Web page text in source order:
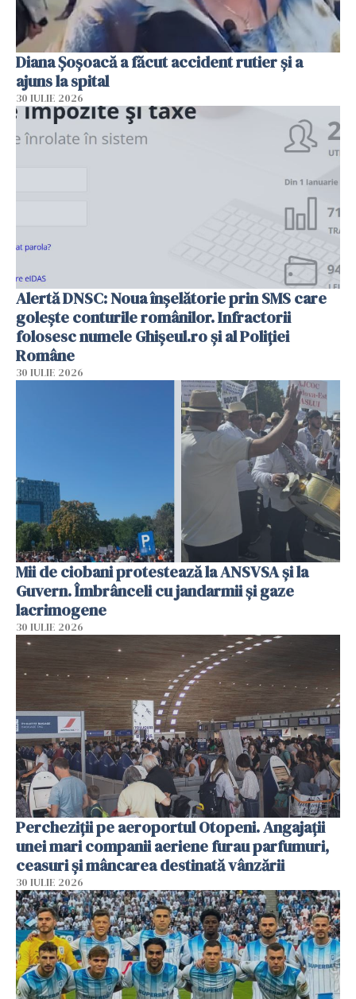
Diana Șoșoacă a făcut accident rutier și a
ajuns la spital
30 IULIE 2026
Alertă DNSC: Noua înșelătorie prin SMS care
golește conturile românilor. Infractorii
folosesc numele Ghișeul.ro și al Poliției
Române
30 IULIE 2026
Mii de ciobani protestează la ANSVSA și la
Guvern. Îmbrânceli cu jandarmii și gaze
lacrimogene
30 IULIE 2026
Percheziții pe aeroportul Otopeni. Angajații
unei mari companii aeriene furau parfumuri,
ceasuri și mâncarea destinată vânzării
30 IULIE 2026